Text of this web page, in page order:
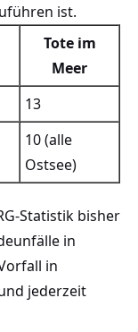
ist.
Tote im
Meer
13
10 (alle
Ostsee)
Statistik bisher
in
in
jederzeit